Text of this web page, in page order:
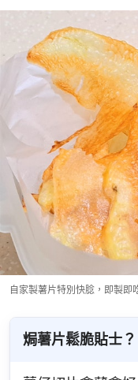
自家製薯片特別快腍，即製即
焗薯片鬆脆貼士？